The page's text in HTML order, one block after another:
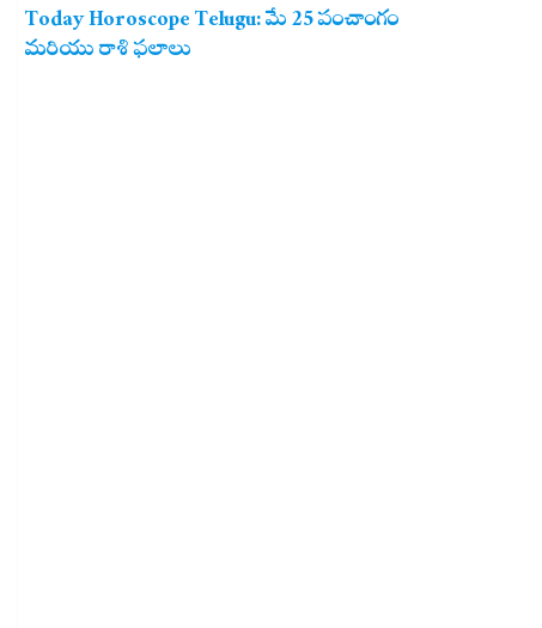
Today Horoscope Telugu: మే 25 పంచాంగం
మరియు రాశి ఫలాలు